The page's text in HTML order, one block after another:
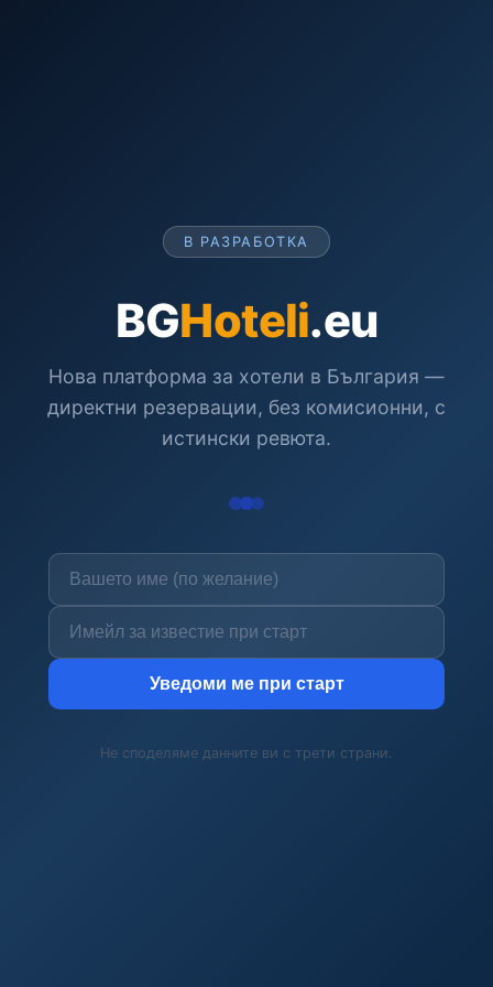
В РАЗРАБОТКА
BGHoteli.eu
Нова платформа за хотели в България —
директни резервации, без комисионни, с
истински ревюта.
Уведоми ме при старт
Не споделяме данните ви с трети страни.